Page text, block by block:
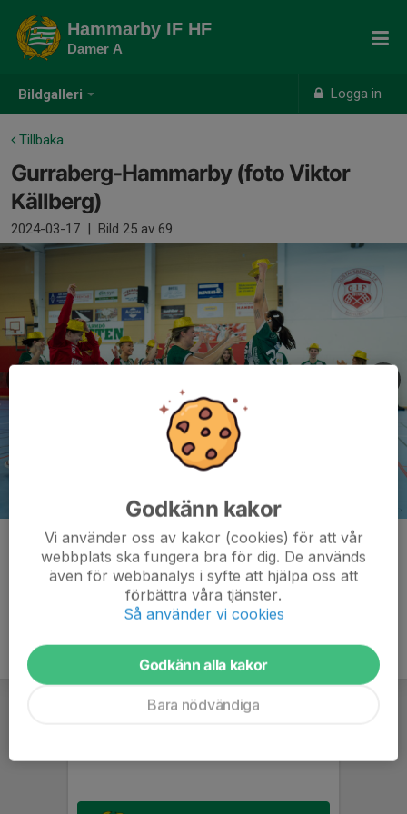
Bildgalleri Logga in
Hammarby IF HF
Damer A
Tillbaka
Gurraberg-Hammarby (foto Viktor
Källberg)
2024-03-17 | Bild 25 av 69
Kommentarer
Godkänn kakor
Vi använder oss av kakor (cookies) för att vår
webbplats ska fungera bra för dig. De används
även för webbanalys i syfte att hjälpa oss att
förbättra våra tjänster.
Så använder vi cookies
Godkänn alla kakor
Bara nödvändiga